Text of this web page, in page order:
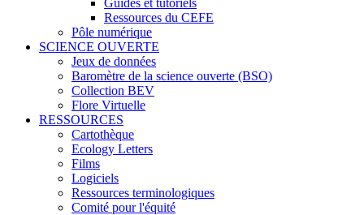
Guides et tutoriels
Ressources du CEFE
Pôle numérique
SCIENCE OUVERTE
Jeux de données
Baromètre de la science ouverte (BSO)
Collection BEV
Flore Virtuelle
RESSOURCES
Cartothèque
Ecology Letters
Films
Logiciels
Ressources terminologiques
Comité pour l'équité